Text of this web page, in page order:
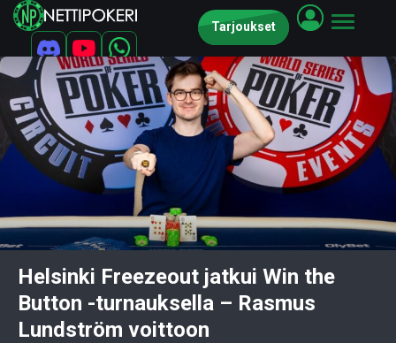
Tarjoukset
Helsinki Freezeout jatkui Win the
Button -turnauksella – Rasmus
Lundström voittoon